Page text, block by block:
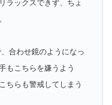
ラックスできず、ちょ
合わせ鏡のようになっ
もこちらを嫌うよう
ちらも警戒してしまう